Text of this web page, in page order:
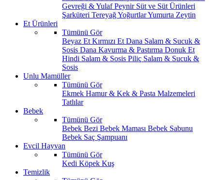
Gevreği & YulafPeynir Süt ve Süt Ürünleri
Şarküteri TereyağYoğurtlarYumurta Zeytin
Et Ürünleri
Tümünü Gör
Beyaz Et Kırmızı Et Dana Salam & Sucuk &
Sosis Dana Kavurma & Pastırma Donuk Et
Hindi Salam & Sosis Piliç Salam & Sucuk &
Sosis
Unlu Mamüller
Tümünü Gör
Ekmek Hamur & Kek & Pasta Malzemeleri
Tatlılar
Bebek
Tümünü Gör
Bebek Bezi Bebek Maması Bebek Sabunu
Bebek Saç Şampuanı
Evcil Hayvan
Tümünü Gör
Kedi Köpek Kuş
Temizlik